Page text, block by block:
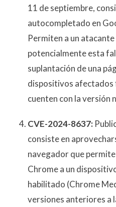
11 de septiembre,
autocompletado en
Permiten a un
potencialmente esta
suplantación de una
dispositivos
cuenten con la versión
CVE-2024-8637:
consiste en
navegador que
Chrome a un
habilitado (Chrome
versiones anteriores a